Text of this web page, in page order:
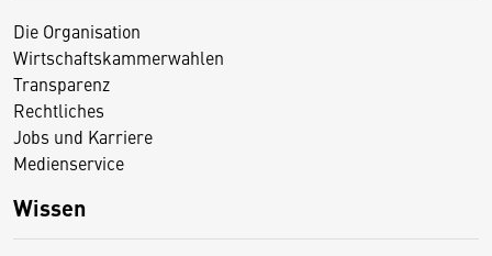
Die Organisation
Wirtschaftskammerwahlen
Transparenz
Rechtliches
Jobs und Karriere
Medienservice
Wissen